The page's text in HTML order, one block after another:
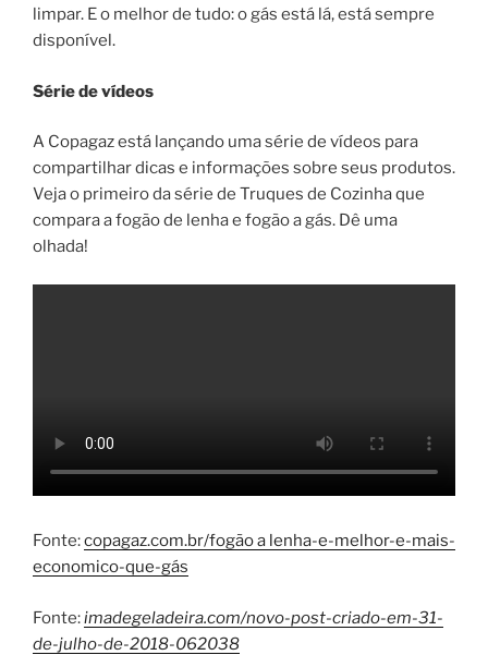
limpar. E o melhor de tudo: o gás está lá, está sempre
disponível.
Série de vídeos
A Copagaz está lançando uma série de vídeos para
compartilhar dicas e informações sobre seus produtos.
Veja o primeiro da série de Truques de Cozinha que
compara a fogão de lenha e fogão a gás. Dê uma
olhada!
Fonte:copagaz.com.br/fogão a lenha-e-melhor-e-mais-
economico-que-gás
Fonte:imadegeladeira.com/novo-post-criado-em-31-
de-julho-de-2018-062038